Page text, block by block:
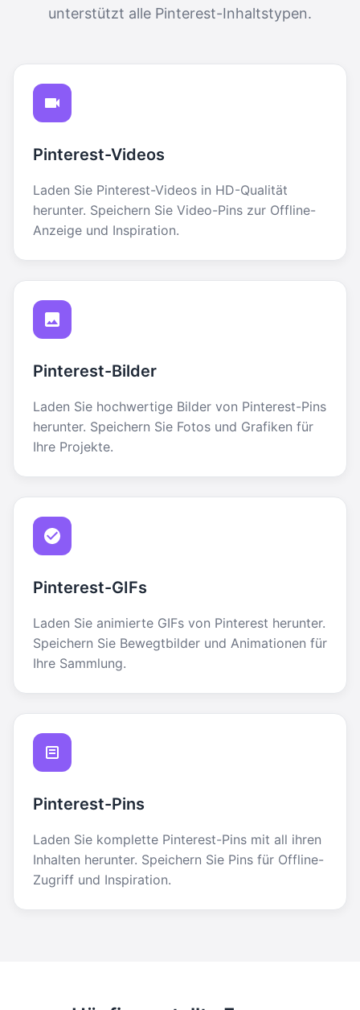
unterstützt alle Pinterest-Inhaltstypen.
Pinterest-Videos
Laden Sie Pinterest-Videos in HD-Qualität
herunter. Speichern Sie Video-Pins zur Offline-
Anzeige und Inspiration.
Pinterest-Bilder
Laden Sie hochwertige Bilder von Pinterest-Pins
herunter. Speichern Sie Fotos und Grafiken für
Ihre Projekte.
Pinterest-GIFs
Laden Sie animierte GIFs von Pinterest herunter.
Speichern Sie Bewegtbilder und Animationen für
Ihre Sammlung.
Pinterest-Pins
Laden Sie komplette Pinterest-Pins mit all ihren
Inhalten herunter. Speichern Sie Pins für Offline-
Zugriff und Inspiration.